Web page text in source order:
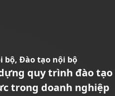
bộ, Đào tạo nội bộ
quy trình đào tạo
trong doanh nghiệp